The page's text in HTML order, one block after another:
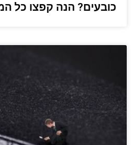
כובעים? הנה קפצו כל